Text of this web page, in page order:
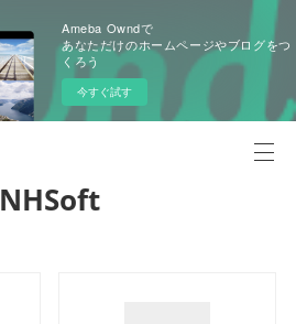
Ameba Owndで
あなただけのホームページやブログをつ
くろう
今すぐ試す
NHSoft